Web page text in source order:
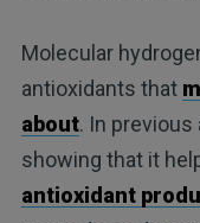
Molecular
antioxidants that
about. In
showing that it
antioxidant